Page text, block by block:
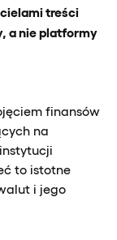
treści
a nie platformy
finansów
na
to istotne
i jego